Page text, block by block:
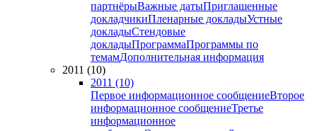
партнёрыВажные датыПриглашенные
докладчикиПленарные докладыУстные
докладыСтендовые
докладыПрограммаПрограммы по
темамДополнительная информация
2011 (10)
2011 (10)
Первое информационное сообщениеВторое
информационное сообщениеТретье
информационное